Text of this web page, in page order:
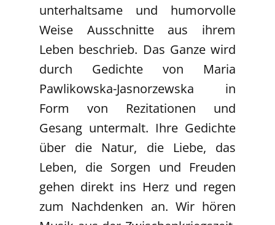
unterhaltsame und humorvolle
Weise Ausschnitte aus ihrem
Leben beschrieb. Das Ganze wird
durch Gedichte von Maria
Pawlikowska-Jasnorzewska in
Form von Rezitationen und
Gesang untermalt. Ihre Gedichte
über die Natur, die Liebe, das
Leben, die Sorgen und Freuden
gehen direkt ins Herz und regen
zum Nachdenken an. Wir hören